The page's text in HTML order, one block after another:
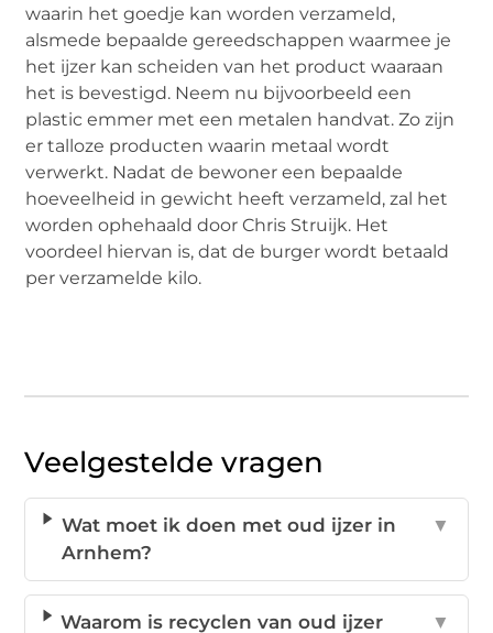
waarin het goedje kan worden verzameld,
alsmede bepaalde gereedschappen waarmee je
het ijzer kan scheiden van het product waaraan
het is bevestigd. Neem nu bijvoorbeeld een
plastic emmer met een metalen handvat. Zo zijn
er talloze producten waarin metaal wordt
verwerkt. Nadat de bewoner een bepaalde
hoeveelheid in gewicht heeft verzameld, zal het
worden ophehaald door Chris Struijk. Het
voordeel hiervan is, dat de burger wordt betaald
per verzamelde kilo.
Veelgestelde vragen
Wat moet ik doen met oud ijzer in
Arnhem?
▼
Waarom is recyclen van oud ijzer ▼